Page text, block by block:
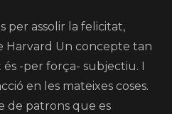
per assolir la felicitat,
Harvard Un concepte tan
-per força- subjectiu. I
en les mateixes coses.
de patrons que es